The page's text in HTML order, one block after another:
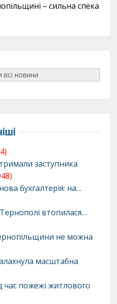
– сильна спека
всі новини
заступника
бухгалтерія: на…
втопилася…
не можна
масштабна
час пожежі житлового